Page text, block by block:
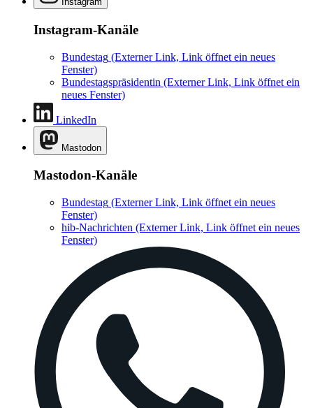
Instagram-Kanäle
Bundestag (Externer Link, Link öffnet ein neues
Fenster)
Bundestagspräsidentin (Externer Link, Link öffnet ein
neues Fenster)
LinkedIn
Mastodon
Mastodon-Kanäle
Bundestag (Externer Link, Link öffnet ein neues
Fenster)
hib-Nachrichten (Externer Link, Link öffnet ein neues
Fenster)